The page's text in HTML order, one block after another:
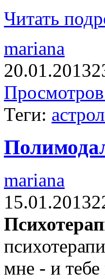
Читать
mariana
20.01.2013
Теги:
mariana
15.01.2013
мне - и